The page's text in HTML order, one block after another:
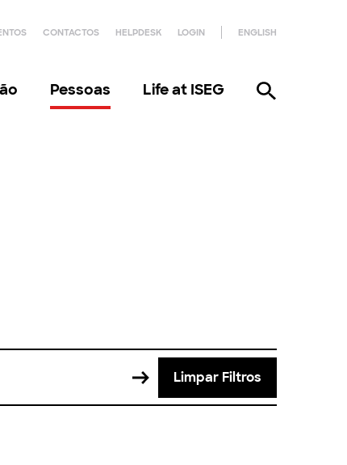
CONTACTOS HELPDESK LOGIN ENGLISH
Pessoas Life at ISEG
Limpar Filtros